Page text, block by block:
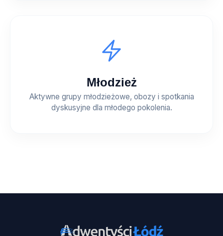
Młodzież
Aktywne grupy młodzieżowe, obozy i spotkania
dyskusyjne dla młodego pokolenia.